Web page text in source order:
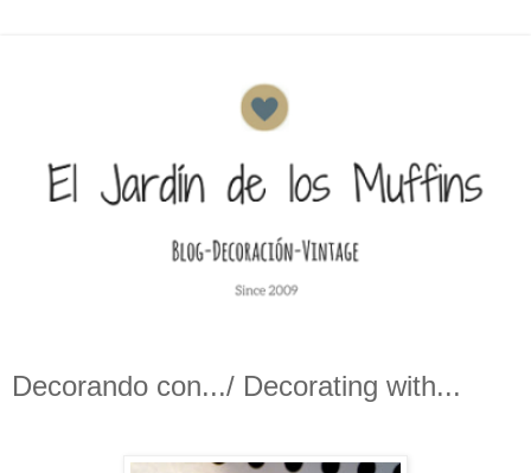
Decorando con.../ Decorating with...